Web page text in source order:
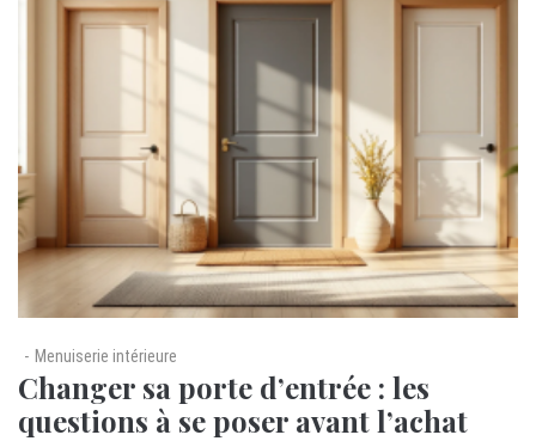
Menuiserie intérieure
Changer sa porte d’entrée : les
questions à se poser avant l’achat